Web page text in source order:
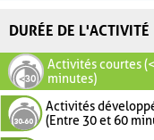
DURÉE DE L'ACTIVITÉ
Activités courtes
minutes)
Activités
(Entre 30 et 60